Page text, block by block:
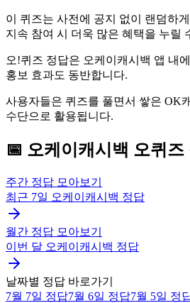
이 퀴즈는 사전에 공지 없이 랜덤하
지속 참여 시 더욱 많은 혜택을 누릴
오!퀴즈 정답은 오케이캐시백 앱 내
홍보 효과도 동반합니다.
사용자들은 퀴즈를 풀면서 쌓은 OK
수단으로 활용됩니다.
📅 오케이캐시백 오퀴즈
주간 정답 모아보기
최근 7일 오케이캐시백 정답
월간 정답 모아보기
이번 달 오케이캐시백 정답
날짜별 정답 바로가기
7월 7일 정답7월 6일 정답7월 5일 정